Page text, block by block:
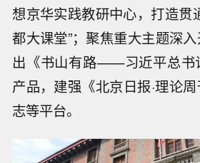
想京华实践教研中心，打造贯
都大课堂”；聚焦重大主题深
出《书山有路——习近平总书
产品，建强《北京日报·理论
志等平台。